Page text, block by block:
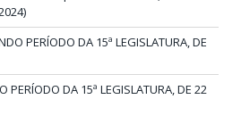
PERÍODO DA 15ª LEGISLATURA, DE
PERÍODO DA 15ª LEGISLATURA, DE 22